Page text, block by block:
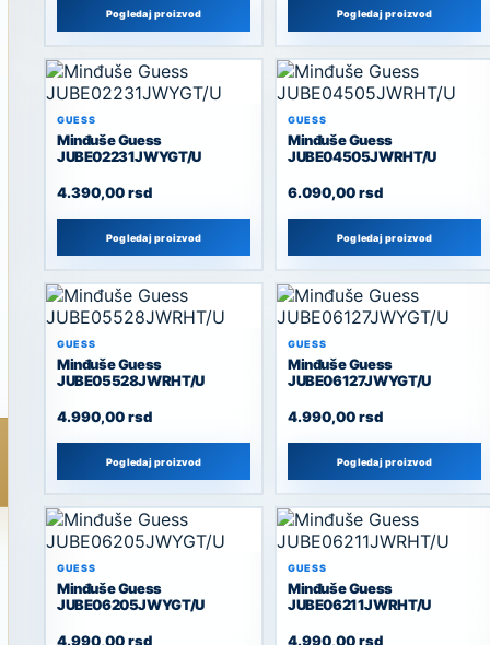
Pogledaj proizvod Pogledaj proizvod
GUESS
Minđuše Guess
JUBE02231JWYGT/U
4.390,00rsd
Pogledaj proizvod
GUESS
Minđuše Guess
JUBE04505JWRHT/U
6.090,00rsd
Pogledaj proizvod
GUESS
Minđuše Guess
JUBE05528JWRHT/U
4.990,00rsd
Pogledaj proizvod
GUESS
Minđuše Guess
JUBE06127JWYGT/U
4.990,00rsd
Pogledaj proizvod
GUESS
Minđuše Guess
JUBE06205JWYGT/U
4.990,00rsd
GUESS
Minđuše Guess
JUBE06211JWRHT/U
4.990,00rsd